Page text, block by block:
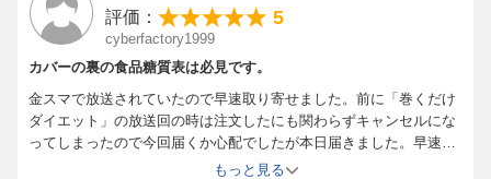
重2~3kgがストンと落ちて、
その後、適正体重になったところでずっとキープ。
ポッコリお腹は、気づけば見事に凹んでしまいます。そして、
そのことは、70代にして20代の頃の体重をキープしている私自身
が実証しています。
評価： 5
cyberfactory1999
カバーの裏の食品糖質表は必見です。
金スマで放送されていたので早速取り寄せました。前に「巻くだけ
ダイエット」の放送回の時は注文したにも関わらずキャンセルにな
ってしまったので今回届くか心配でしたが本日届きました。早速読
ませて頂きましたが糖質を抑える事で体質改善につながる等今まで
もっと見る